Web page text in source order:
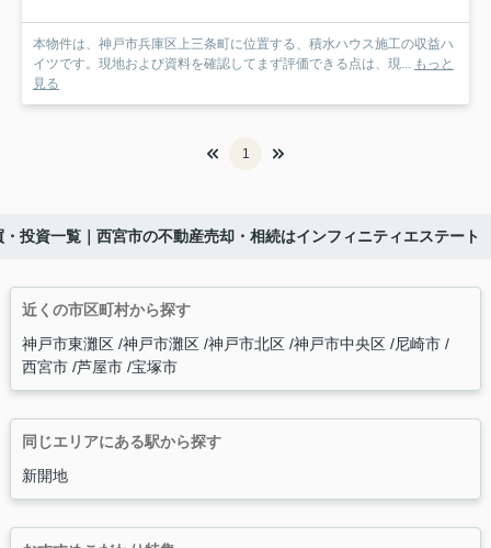
本物件は、神戸市兵庫区上三条町に位置する、積水ハウス施工の収益ハ
イツです。現地および資料を確認してまず評価できる点は、現... もっと
見る
1
投資一覧｜西宮市の不動産売却・相続はインフィニティエステート
近くの市区町村から探す
神戸市東灘区 神戸市灘区 神戸市北区 神戸市中央区 尼崎市
西宮市 芦屋市 宝塚市
同じエリアにある駅から探す
新開地